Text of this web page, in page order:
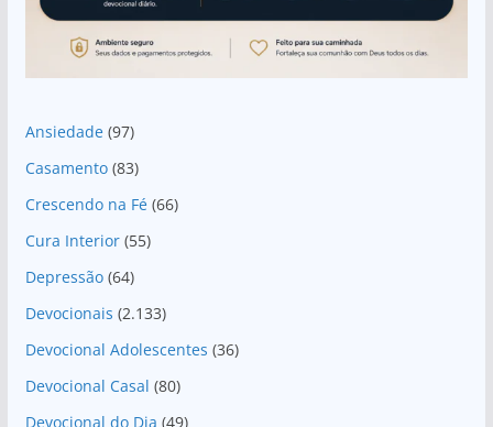
Ansiedade(97)
Casamento(83)
Crescendo na Fé(66)
Cura Interior(55)
Depressão(64)
Devocionais (2.133)
Devocional Adolescentes (36)
Devocional Casal (80)
Devocional do Dia (49)